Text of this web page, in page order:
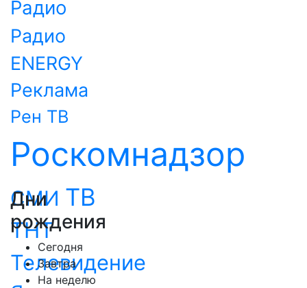
Радио
Радио
ENERGY
Реклама
Рен ТВ
Роскомнадзор
СМИ ТВ
ТНТ
Телевидение
Дни
рождения
Сегодня
Завтра
На неделю